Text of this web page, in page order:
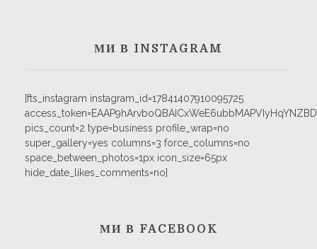
МИ В INSTAGRAM
[fts_instagram instagram_id=17841407910095725
pics_count=2 type=business profile_wrap=no
super_gallery=yes columns=3 force_columns=no
space_between_photos=1px icon_size=65px
hide_date_likes_comments=no]
МИ В FACEBOOK